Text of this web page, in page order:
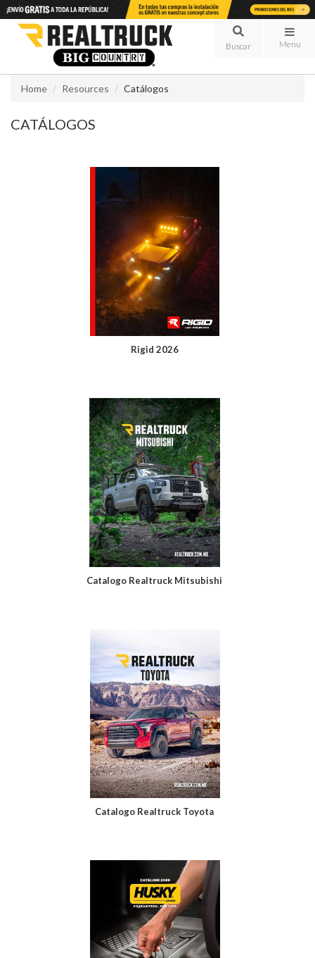
Menu
Home Resources Catálogos
CATÁLOGOS
Rigid 2026
Catalogo Realtruck Mitsubishi
Catalogo Realtruck Toyota